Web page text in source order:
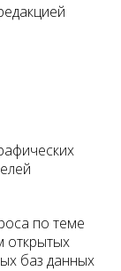
по теме
открытых
баз данных